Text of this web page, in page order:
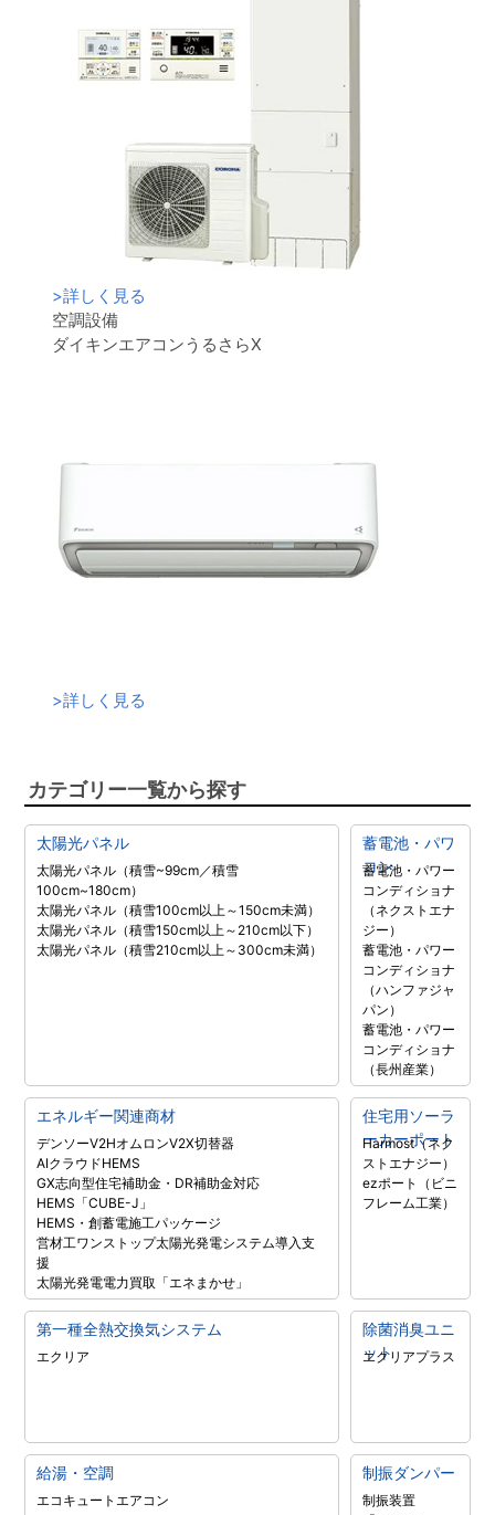
>詳しく見る
空調設備
ダイキンエアコンうるさらX
>詳しく見る
カテゴリー一覧から探す
太陽光パネル
太陽光パネル（積雪~99cm／積雪
100cm~180cm）
太陽光パネル（積雪100cm以上～150cm未満）
太陽光パネル（積雪150cm以上～210cm以下）
太陽光パネル（積雪210cm以上～300cm未満）
蓄電池・パワ
コン
蓄電池・パワー
コンディショナ
（ネクストエナ
ジー）
蓄電池・パワー
コンディショナ
（ハンファジャ
パン）
蓄電池・パワー
コンディショナ
（長州産業）
エネルギー関連商材
デンソーV2HオムロンV2X切替器
AIクラウドHEMS
GX志向型住宅補助金・DR補助金対応
HEMS「CUBE-J」
HEMS・創蓄電施工パッケージ
営材工ワンストップ太陽光発電システム導入支
援
太陽光発電電力買取「エネまかせ」
住宅用ソーラ
ーカーポート
Harmost（ネク
ストエナジー）
ezポート（ビニ
フレーム工業）
第一種全熱交換気システム
エクリア
除菌消臭ユニ
ット
エクリアプラス
給湯・空調
エコキュート エアコン
制振ダンパー
制振装置